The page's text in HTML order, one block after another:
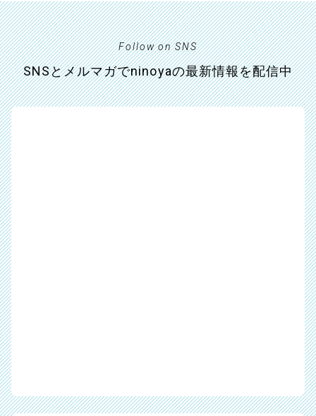
Follow on SNS
SNSとメルマガでninoyaの最新情報を配信中